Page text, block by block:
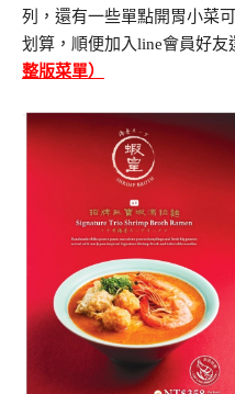
列，還有一些單點開胃小菜
划算，順便加入line會員好友
整版菜單）